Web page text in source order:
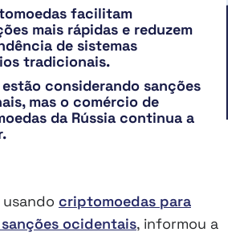
facilitam
mais rápidas e reduzem
de sistemas
tradicionais.
estão considerando sanções
mas o comércio de
da Rússia continua a
usando criptomoedas para
ocidentais, informou a